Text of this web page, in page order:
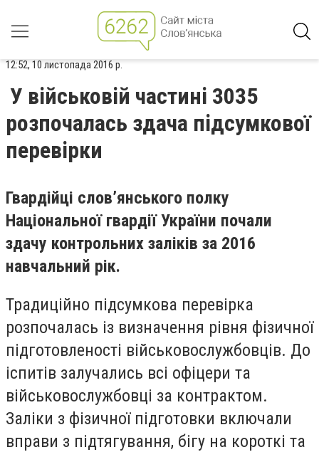
12:52, 10 листопада 2016 р.
У військовій частині 3035
розпочалась здача підсумкової
перевірки
Гвардійці слов’янського полку
Національної гвардії України почали
здачу контрольних заліків за 2016
навчальний рік.
Традиційно підсумкова перевірка
розпочалась із визначення рівня фізичної
підготовленості військовослужбовців. До
іспитів залучались всі офіцери та
військовослужбовці за контрактом.
Заліки з фізичної підготовки включали
вправи з підтягування, бігу на короткі та